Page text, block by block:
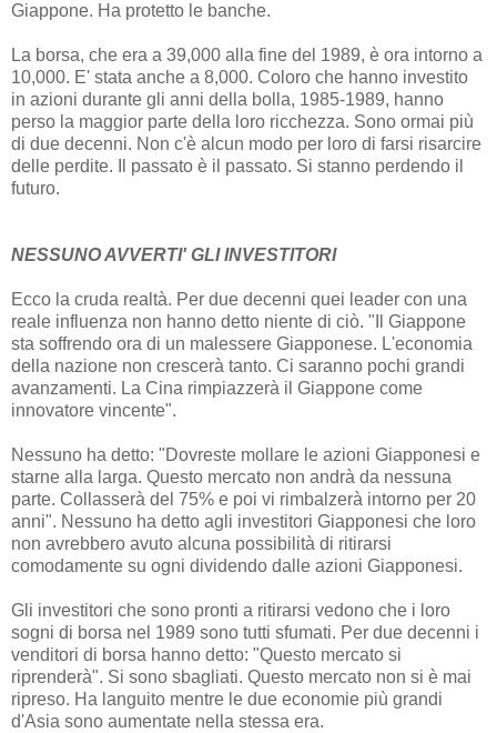
Giappone. Ha protetto le banche.
La borsa, che era a 39,000 alla fine del 1989, è ora intorno a
10,000. E' stata anche a 8,000. Coloro che hanno investito
in azioni durante gli anni della bolla, 1985-1989, hanno
perso la maggior parte della loro ricchezza. Sono ormai più
di due decenni. Non c'è alcun modo per loro di farsi risarcire
delle perdite. Il passato è il passato. Si stanno perdendo il
futuro.
NESSUNO AVVERTI' GLI INVESTITORI
Ecco la cruda realtà. Per due decenni quei leader con una
reale influenza non hanno detto niente di ciò. "Il Giappone
sta soffrendo ora di un malessere Giapponese. L'economia
della nazione non crescerà tanto. Ci saranno pochi grandi
avanzamenti. La Cina rimpiazzerà il Giappone come
innovatore vincente".
Nessuno ha detto: "Dovreste mollare le azioni Giapponesi e
starne alla larga. Questo mercato non andrà da nessuna
parte. Collasserà del 75% e poi vi rimbalzerà intorno per 20
anni". Nessuno ha detto agli investitori Giapponesi che loro
non avrebbero avuto alcuna possibilità di ritirarsi
comodamente su ogni dividendo dalle azioni Giapponesi.
Gli investitori che sono pronti a ritirarsi vedono che i loro
sogni di borsa nel 1989 sono tutti sfumati. Per due decenni i
venditori di borsa hanno detto: "Questo mercato si
riprenderà". Si sono sbagliati. Questo mercato non si è mai
ripreso. Ha languito mentre le due economie più grandi
d'Asia sono aumentate nella stessa era.